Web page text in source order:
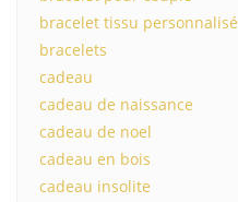
bracelet tissu personnalisé
bracelets
cadeau
cadeau de naissance
cadeau de noel
cadeau en bois
cadeau insolite